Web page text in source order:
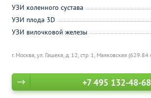
г. Москва, ул. Гашека, д. 12, стр. 1, Маяковская (629.84
УЗИ коленного сустава
УЗИ плода 3D
УЗИ вилочковой железы
+7 495 132-48-68